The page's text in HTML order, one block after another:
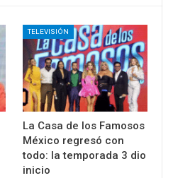
TELEVISIÓN
La Casa de los Famosos
México regresó con
todo: la temporada 3 dio
inicio